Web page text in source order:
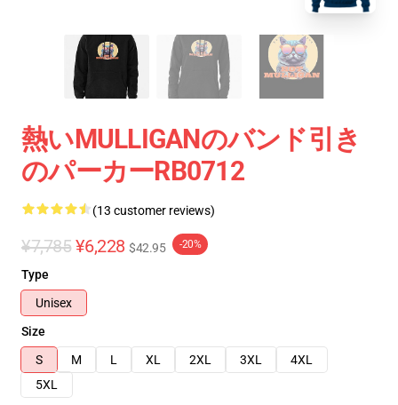
熱いMULLIGANのバンド引き
のパーカーRB0712
(13 customer reviews)
¥7,785 ¥6,228 $42.95 -20%
Type
Unisex
Size
S
M L XL 2XL 3XL
4XL
5XL